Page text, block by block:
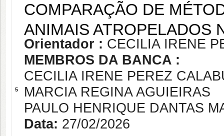
5
COMPARAÇÃO DE
ANIMAIS ATROPELADOS
Orientador : CECILIA IRENE
MEMBROS DA BANCA :
CECILIA IRENE PEREZ
MARCIA REGINA AGUIEIRAS
PAULO HENRIQUE DANTAS
Data: 27/02/2026